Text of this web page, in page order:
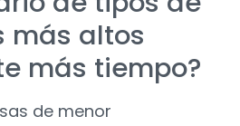
más altos
más tiempo?
de menor